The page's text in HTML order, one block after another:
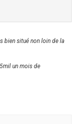
bien situé non loin de la
un mois de